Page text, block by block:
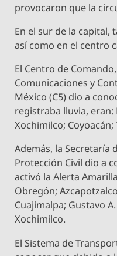
provocaron que la
En el sur de la capital,
así como en el centro
El Centro de
Comunicaciones y
México (C5) dio a
registraba lluvia, eran:
Xochimilco;
Además, la Secretaría
Protección Civil dio a
activó la Alerta
Obregón;
Cuajimalpa; Gustavo
Xochimilco.
El Sistema de